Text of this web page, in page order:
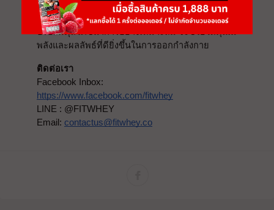
เนื้อ ซ่อมแซมเนื้อเยื่อ และส่งเสริมสุขภาพโดยรวม
การเลือกบริโภคโปรตีนจากพืชอย่างหลากหลายและ
ปรับสมดุลโภชนาการอย่างเหมาะสม จะช่วยให้คุณมี
พลังและผลลัพธ์ที่ดียิ่งขึ้นในการออกกำลังกาย
ติดต่อเรา
Facebook Inbox:
https://www.facebook.com/fitwhey
LINE : @FITWHEY
Email: contactus@fitwhey.co